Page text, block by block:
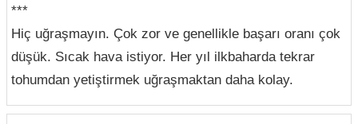
***
Hiç uğraşmayın. Çok zor ve genellikle başarı oranı çok
düşük. Sıcak hava istiyor. Her yıl ilkbaharda tekrar
tohumdan yetiştirmek uğraşmaktan daha kolay.